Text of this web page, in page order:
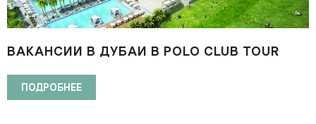
ВАКАНСИИ В ДУБАИ В POLO CLUB TOUR
ПОДРОБНЕЕ